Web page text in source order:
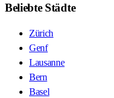
Beliebte Städte
Zürich
Genf
Lausanne
Bern
Basel